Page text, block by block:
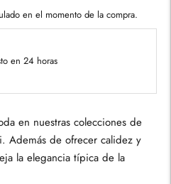
en el momento de la compra.
en 24 horas
en nuestras colecciones de
Además de ofrecer calidez y
la elegancia típica de la